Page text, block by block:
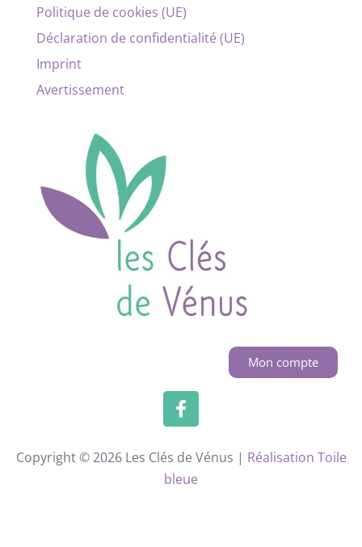
Politique de cookies (UE)
Déclaration de confidentialité (UE)
Imprint
Avertissement
Mon compte
Copyright © 2026 Les Clés de Vénus | Réalisation Toile
bleue